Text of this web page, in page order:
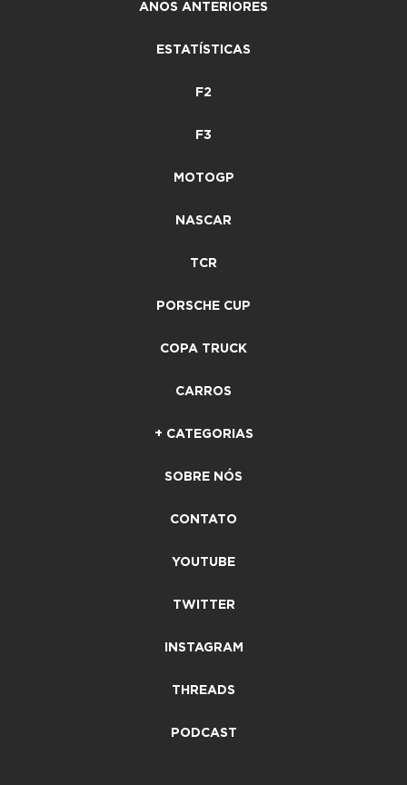
ANOS ANTERIORES
ESTATÍSTICAS
F2
F3
MOTOGP
NASCAR
TCR
PORSCHE CUP
COPA TRUCK
CARROS
+ CATEGORIAS
SOBRE NÓS
CONTATO
YOUTUBE
TWITTER
INSTAGRAM
THREADS
PODCAST